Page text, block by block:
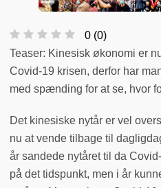
0 (0)
Teaser: Kinesisk økonomi er
Covid-19 krisen, derfor har
med spænding for at se, hvor
Det kinesiske nytår er vel
nu at vende tilbage til
år sandede nytåret til da
på det tidspunkt, men i år